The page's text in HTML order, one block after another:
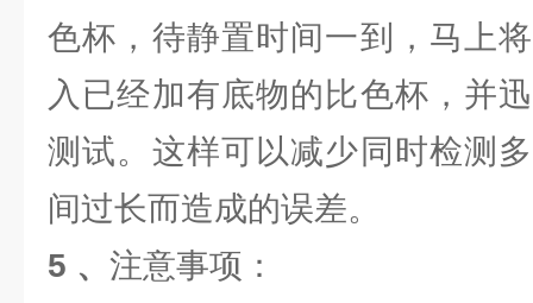
色杯，待静置时间一到，马上
入已经加有底物的比色杯，并
测试。这样可以减少同时检测
间过长而造成的误差。
5 、 注意事项：